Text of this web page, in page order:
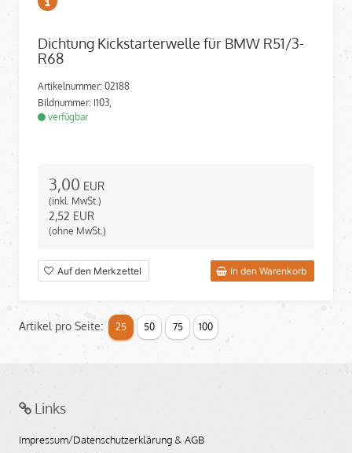
Dichtung Kickstarterwelle für BMW R51/3-
R68
Artikelnummer: 02188
Bildnummer: I103,
verfügbar
3,00 EUR
(inkl. MwSt.)
2,52 EUR
(ohne MwSt.)
Auf den Merkzettel In den Warenkorb
Artikel pro Seite: 25 50 75 100
Links
Impressum/Datenschutzerklärung & AGB